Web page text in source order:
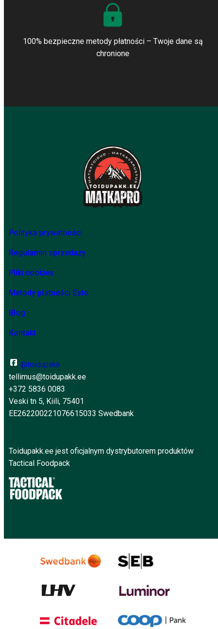
100% bezpieczne metody płatności – Twoje dane są
chronione
Polityka prywatności
Regulamin sprzedaży
Pliki cookies
Metody płatności Esto
Blog
Kontakt
@toidupakk
tellimus@toidupakk.ee
+372 5836 0083
Veski tn 5, Kiili, 75401
EE262200221076615033 Swedbank
Toidupakk.ee jest oficjalnym dystrybutorem produktów
Tactical Foodpack